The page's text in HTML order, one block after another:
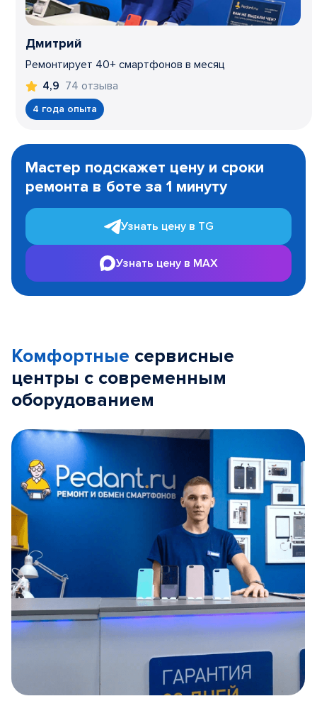
Дмитрий
Ремонтирует 40+ смартфонов в месяц
4,9 74 отзыва
4 года опыта
1
Мастер подскажет цену и сроки
ремонта в боте за 1 минуту
Узнать цену в TG
Узнать цену в MAX
Комфортные сервисные
центры с современным
оборудованием